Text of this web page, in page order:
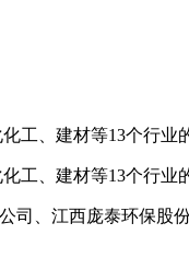
、建材等13个行业
、建材等13个行业
、江西庞泰环保股